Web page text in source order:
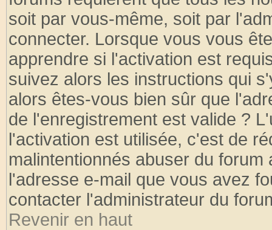
soit par vous-même, soit par
connecter. Lorsque vous vous
apprendre si l'activation est
suivez alors les instructions qui
alors êtes-vous bien sûr que
de l'enregistrement est valide ?
l'activation est utilisée, c'est de
malintentionnés abuser du
l'adresse e-mail que vous avez
contacter l'administrateur du
Revenir en haut